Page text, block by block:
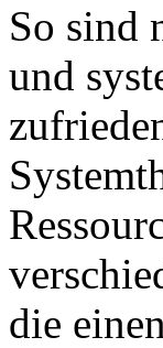
So sind
und
die